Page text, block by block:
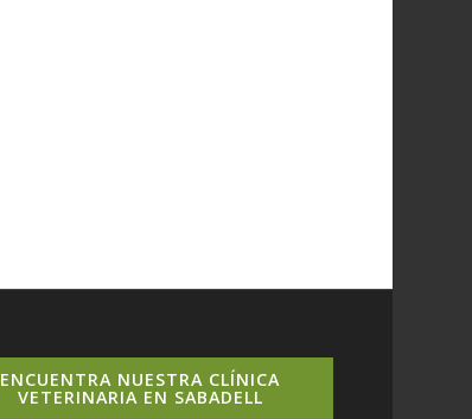
ENCUENTRA NUESTRA CLÍNICA
VETERINARIA EN SABADELL